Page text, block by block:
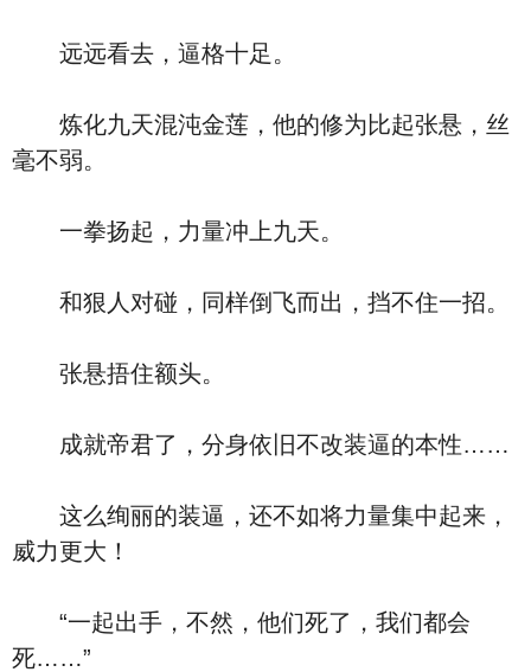
远远看去，逼格十足。
炼化九天混沌金莲，他的修为比起张悬，丝
毫不弱。
一拳扬起，力量冲上九天。
和狠人对碰，同样倒飞而出，挡不住一招。
张悬捂住额头。
成就帝君了，分身依旧不改装逼的本性……
这么绚丽的装逼，还不如将力量集中起来，
威力更大！
“一起出手，不然，他们死了，我们都会
死……”